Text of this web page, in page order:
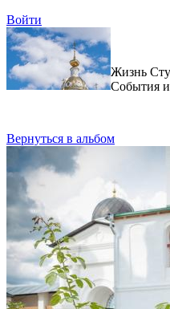
Войти
Жизнь
События
Вернуться в альбом